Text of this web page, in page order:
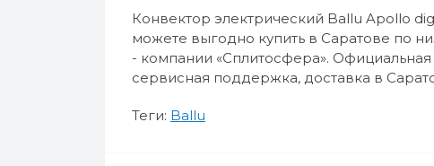
Конвектор электрический Ballu Apollo
можете выгодно купить в Саратове по
- компании «Сплитосфера».
сервисная поддержка, доставка в
Теги: Ballu